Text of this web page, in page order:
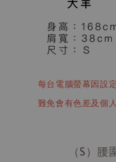
每台電腦螢幕因設
難免會有色差及個
（S）